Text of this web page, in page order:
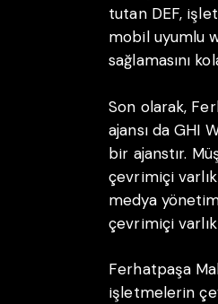
tutan DEF,
mobil uyumlu
sağlamasını
Son olarak,
ajansı da GHI
bir ajanstır.
çevrimiçi
medya
çevrimiçi
Ferhatpaşa
işletmelerin